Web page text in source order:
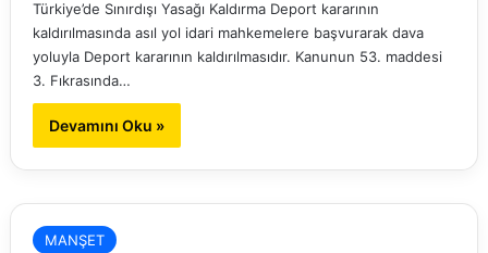
Türkiye’de Sınırdışı Yasağı Kaldırma Deport kararının
kaldırılmasında asıl yol idari mahkemelere başvurarak dava
yoluyla Deport kararının kaldırılmasıdır. Kanunun 53. maddesi
3. Fıkrasında…
Devamını Oku »
MANŞET